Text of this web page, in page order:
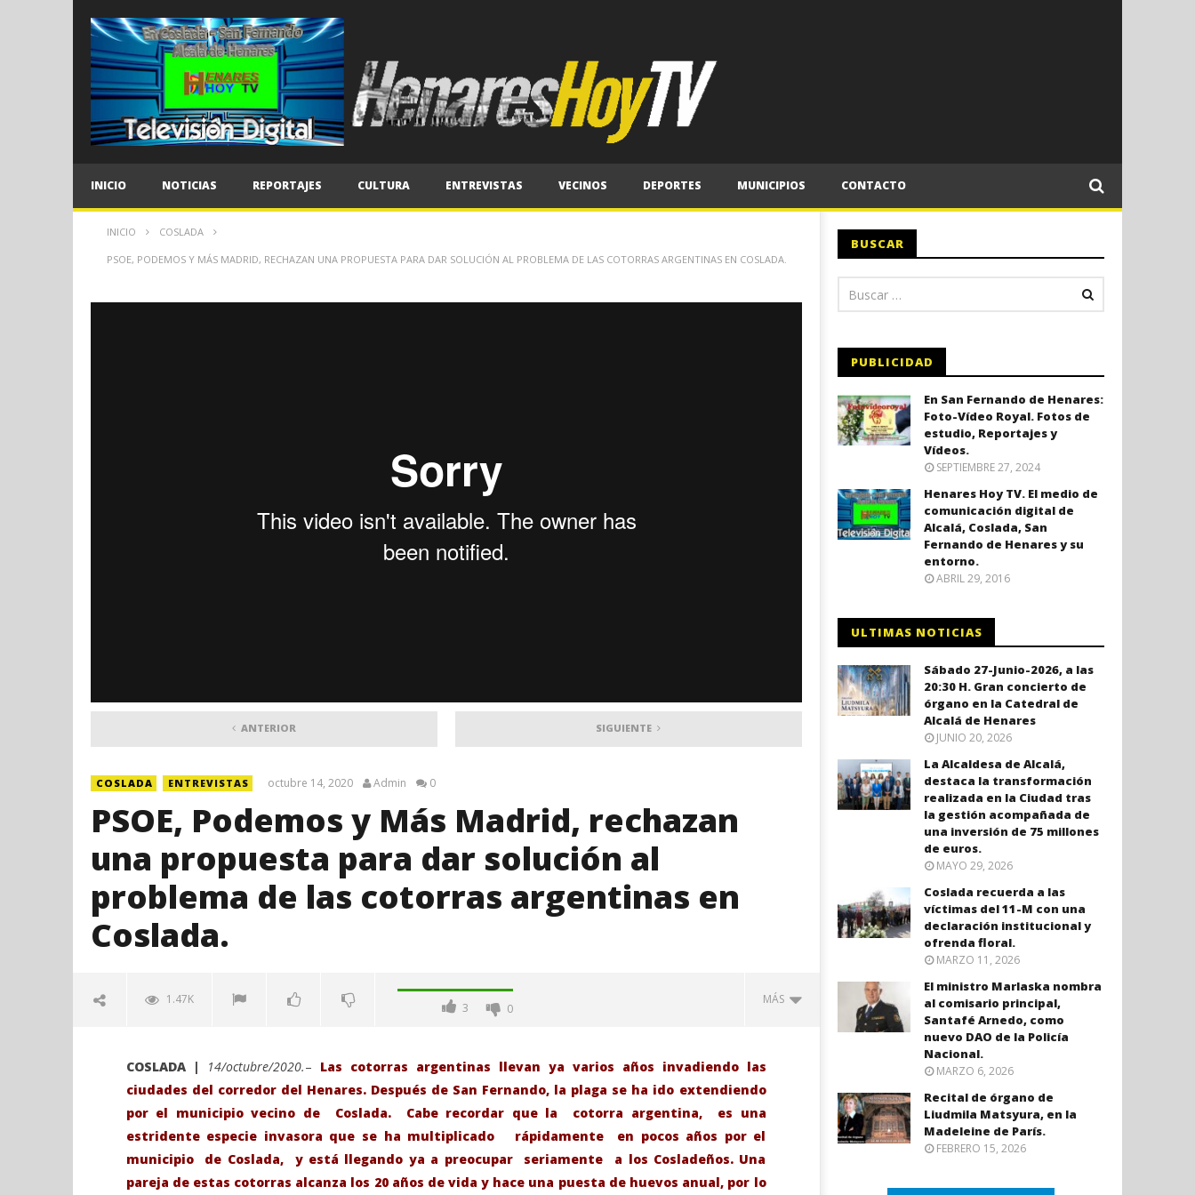
INICIO NOTICIAS REPORTAJES CULTURA ENTREVISTAS VECINOS DEPORTES MUNICIPIOS CONTACTO
INICIO COSLADA
PSOE, PODEMOS Y MÁS MADRID, RECHAZAN UNA PROPUESTA PARA DAR SOLUCIÓN AL PROBLEMA DE LAS COTORRAS ARGENTINAS EN COSLADA.
ANTERIOR SIGUIENTE
COSLADA ENTREVISTAS octubre 14, 2020 Admin 0
PSOE, Podemos y Más Madrid, rechazan
una propuesta para dar solución al
problema de las cotorras argentinas en
Coslada.
1.47K
3 0
MÁS
VIENDO AHORA
COSLADA | 14/octubre/2020.– Las cotorras argentinas llevan ya varios años invadiendo las
ciudades del corredor del Henares. Después de San Fernando, la plaga se ha ido extendiendo
por el municipio vecino de Coslada. Cabe recordar que la cotorra argentina, es una
estridente especie invasora que se ha multiplicado rápidamente en pocos años por el
municipio de Coslada, y está llegando ya a preocupar seriamente a los Cosladeños. Una
pareja de estas cotorras alcanza los 20 años de vida y hace una puesta de huevos anual, por lo
BUSCAR
PUBLICIDAD
En San Fernando de Henares:
Foto-Vídeo Royal. Fotos de
estudio, Reportajes y
Vídeos.
SEPTIEMBRE 27, 2024
Henares Hoy TV. El medio de
comunicación digital de
Alcalá, Coslada, San
Fernando de Henares y su
entorno.
ABRIL 29, 2016
ULTIMAS NOTICIAS
Sábado 27-Junio-2026, a las
20:30 H. Gran concierto de
órgano en la Catedral de
Alcalá de Henares
JUNIO 20, 2026
La Alcaldesa de Alcalá,
destaca la transformación
realizada en la Ciudad tras
la gestión acompañada de
una inversión de 75 millones
de euros.
MAYO 29, 2026
Coslada recuerda a las
víctimas del 11-M con una
declaración institucional y
ofrenda floral.
MARZO 11, 2026
El ministro Marlaska nombra
al comisario principal,
Santafé Arnedo, como
nuevo DAO de la Policía
Nacional.
MARZO 6, 2026
Recital de órgano de
Liudmila Matsyura, en la
Madeleine de París.
FEBRERO 15, 2026